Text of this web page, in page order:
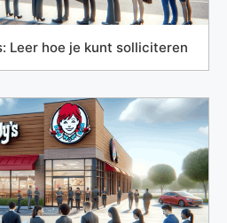
Leer hoe je kunt solliciteren